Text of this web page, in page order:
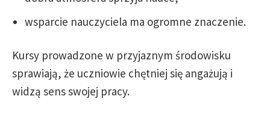
wsparcie nauczyciela ma ogromne znaczenie.
Kursy prowadzone w przyjaznym środowisku
sprawiają, że uczniowie chętniej się angażują i
widzą sens swojej pracy.